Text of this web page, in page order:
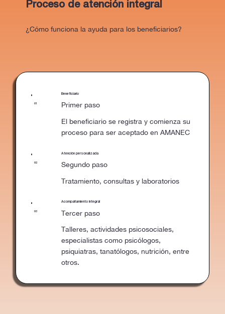
Proceso de atención integral
¿Cómo funciona la ayuda para los beneficiarios?
01
Beneficiario
El beneficiario se registra y comienza su
proceso para ser aceptado en AMANEC
Primer paso
02
Atención personalizada
Tratamiento, consultas y laboratorios
Segundo paso
03
Acompañamiento integral
Talleres, actividades psicosociales,
especialistas como psicólogos,
psiquiatras, tanatólogos, nutrición, entre
otros.
Tercer paso